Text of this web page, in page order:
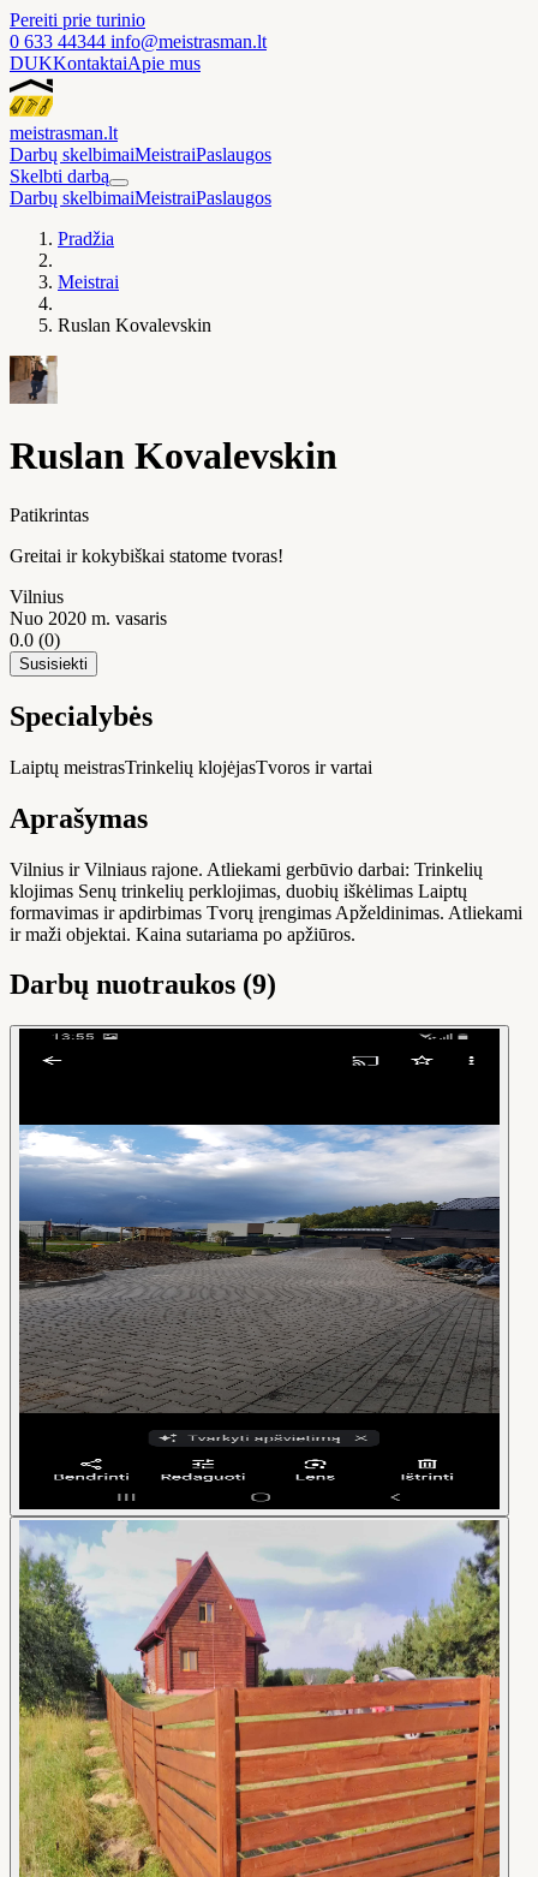
Pereiti prie turinio
0 633 44344 info@meistrasman.lt
DUKKontaktaiApie mus
meistrasman.lt
Darbų skelbimaiMeistraiPaslaugos
Skelbti darbą
Darbų skelbimaiMeistraiPaslaugos
Pradžia
Meistrai
Ruslan Kovalevskin
Ruslan Kovalevskin
Patikrintas
Greitai ir kokybiškai statome tvoras!
Vilnius
Nuo 2020 m. vasaris
0.0 (0)
Susisiekti
Specialybės
Laiptų meistrasTrinkelių klojėjasTvoros ir vartai
Aprašymas
Vilnius ir Vilniaus rajone. Atliekami gerbūvio darbai: Trinkelių
klojimas Senų trinkelių perklojimas, duobių iškėlimas Laiptų
formavimas ir apdirbimas Tvorų įrengimas Apželdinimas. Atliekami
ir maži objektai. Kaina sutariama po apžiūros.
Darbų nuotraukos (9)